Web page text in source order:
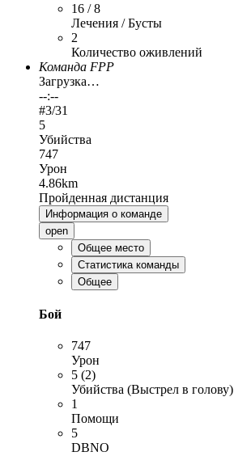
16 / 8
Лечения / Бусты
2
Количество оживлений
Команда FPP
Загрузка…
--:--
#3/31
5
Убийства
747
Урон
4.86km
Пройденная дистанция
Информация о команде
open
Общее место
Статистика команды
Общее
Бой
747
Урон
5 (2)
Убийства (Выстрел в голову)
1
Помощи
5
DBNO